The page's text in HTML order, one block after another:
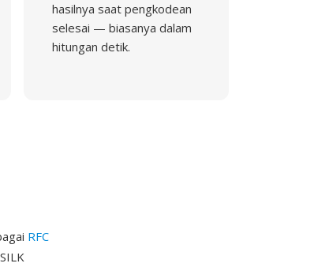
hasilnya saat pengkodean
selesai — biasanya dalam
hitungan detik.
RFC